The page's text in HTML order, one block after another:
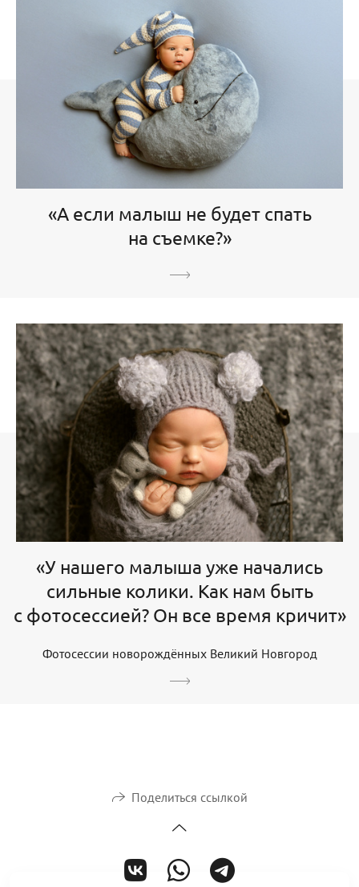
«А если малыш не будет спать
на съемке?»
«У нашего малыша уже начались
сильные колики. Как нам быть
с фотосессией? Он все время кричит»
Фотосессии новорождённых Великий Новгород
Поделиться ссылкой